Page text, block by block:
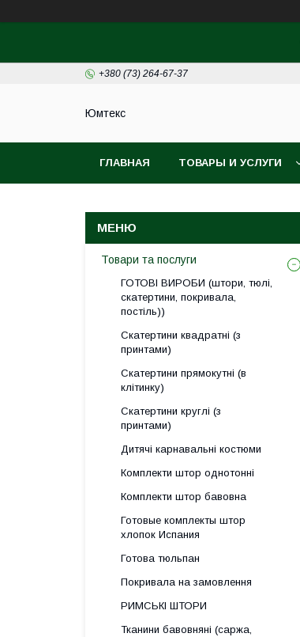
+380 (73) 264-67-37
Юмтекс
ГЛАВНАЯ ТОВАРЫ И УСЛУГИ
Товари та послуги
ГОТОВІ ВИРОБИ (штори, тюлі,
скатертини, покривала,
постіль))
Скатертини квадратні (з
принтами)
Скатертини прямокутні (в
клітинку)
Скатертини круглі (з
принтами)
Дитячі карнавальні костюми
Комплекти штор однотонні
Комплекти штор бавовна
Готовые комплекты штор
хлопок Испания
Готова тюльпан
Покривала на замовлення
РИМСЬКІ ШТОРИ
Тканини бавовняні (саржа,